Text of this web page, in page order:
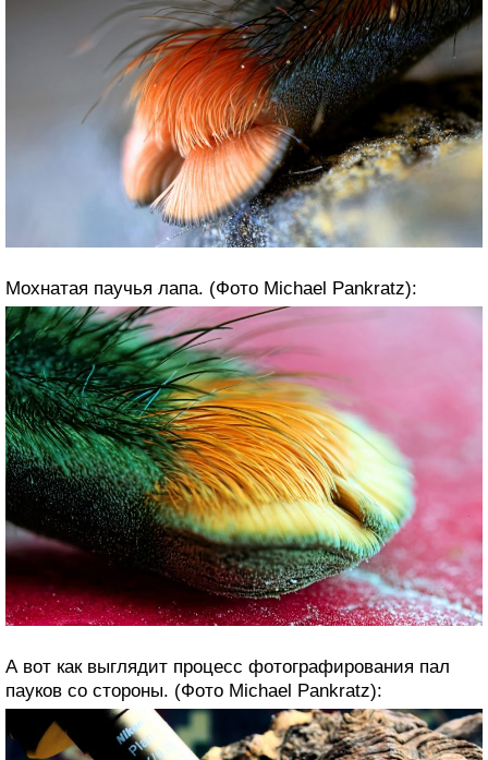
Мохнатая паучья лапа. (Фото Michael Pankratz):
А вот как выглядит процесс фотографирования пал
пауков со стороны. (Фото Michael Pankratz):